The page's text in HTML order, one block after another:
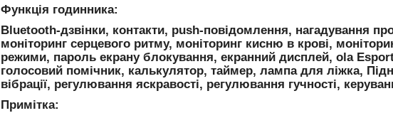
Функція годинника:
Bluetooth-дзвінки, контакти, push-повідомлення, нагадування
моніторинг серцевого ритму, моніторинг кисню в крові,
режими, пароль екрану блокування, екранний дисплей, ola
голосовий помічник, калькулятор, таймер, лампа для ліжка,
вібрації, регулювання яскравості, регулювання гучності,
Примітка: